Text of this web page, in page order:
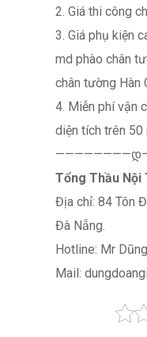
2. Giá thi công
3. Giá phụ kiện
md phào chân
chân tường Hàn
4. Miễn phí vận
diện tích trên 50
Tổng Thầu Nội
Địa chỉ: 84 Tôn
Đà Nẵng.
Hotline: Mr
Mail: